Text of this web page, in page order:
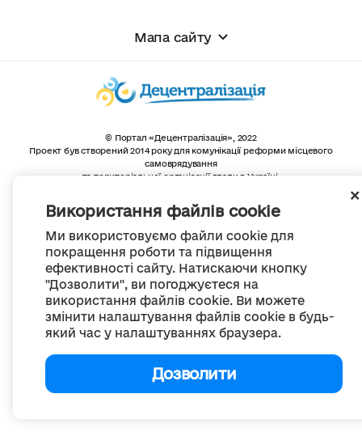
Використання файлів cookie
Ми використовуємо файли cookie для
покращення роботи та підвищення
ефективності сайту. Натискаючи кнопку
"Дозволити", ви погоджуєтеся на
використання файлів cookie. Ви можете
змінити налаштування файлів cookie в будь-
який час у налаштуваннях браузера.
Дозволити
Мапа сайту
© Портал «Децентралізація», 2022
Проект був створений 2014 року для комунікації реформи місцевого
самоврядування
та територіальної організації влади в Україні.
Весь контент доступний за ліцензією
Creative Commons Attribution 4.0 International license,
якщо не зазначено інше